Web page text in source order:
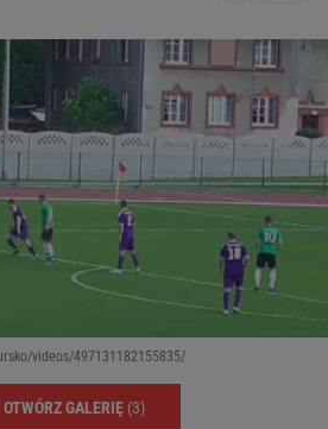
videos/497131182155835/
OTWÓRZ GALERIĘ (3)